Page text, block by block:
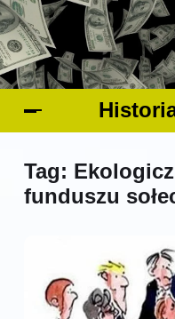
Tag:
funduszu